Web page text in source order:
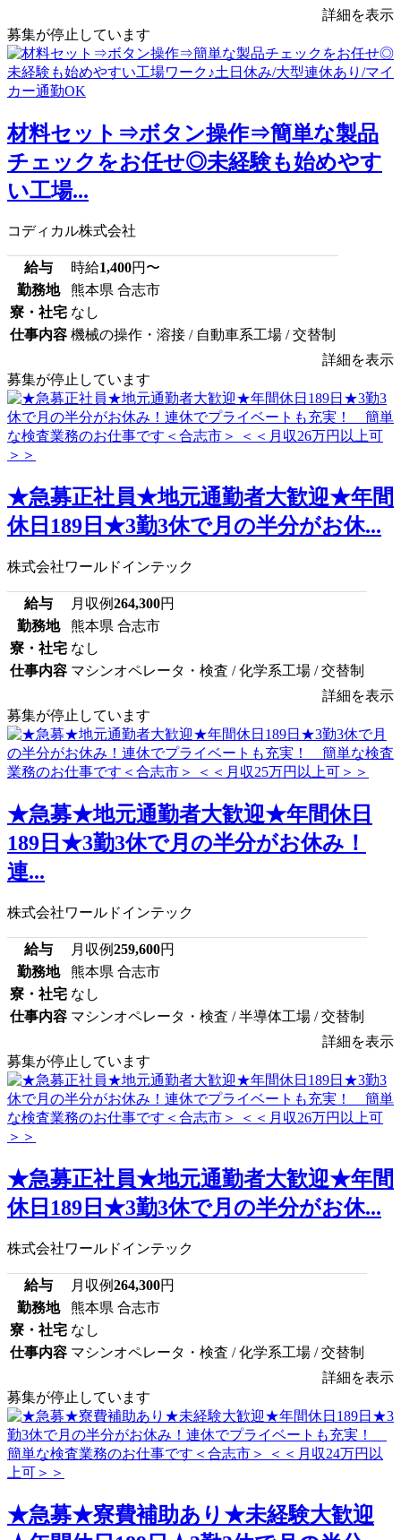
詳細を表示
募集が停止しています
材料セット⇒ボタン操作⇒簡単な製品
チェックをお任せ◎未経験も始めやす
い工場...
コディカル株式会社
給与 時給1,400円〜
勤務地
熊本県 合志市
寮・社宅 なし
仕事内容 機械の操作・溶接 / 自動車系工場 / 交替制
詳細を表示
募集が停止しています
★急募正社員★地元通勤者大歓迎★年間
休日189日★3勤3休で月の半分がお休...
株式会社ワールドインテック
給与 月収例264,300円
勤務地
熊本県 合志市
寮・社宅 なし
仕事内容 マシンオペレータ・検査 / 化学系工場 / 交替制
詳細を表示
募集が停止しています
★急募★地元通勤者大歓迎★年間休日
189日★3勤3休で月の半分がお休み！
連...
株式会社ワールドインテック
給与 月収例259,600円
勤務地
熊本県 合志市
寮・社宅 なし
仕事内容 マシンオペレータ・検査 / 半導体工場 / 交替制
詳細を表示
募集が停止しています
★急募正社員★地元通勤者大歓迎★年間
休日189日★3勤3休で月の半分がお休...
株式会社ワールドインテック
給与 月収例264,300円
勤務地
熊本県 合志市
寮・社宅 なし
仕事内容 マシンオペレータ・検査 / 化学系工場 / 交替制
詳細を表示
募集が停止しています
★急募★寮費補助あり★未経験大歓迎